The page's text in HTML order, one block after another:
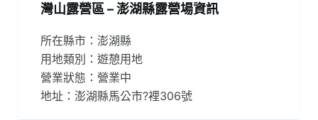
灣山露營區 – 澎湖縣露營場資訊
所在縣市：澎湖縣
用地類別：遊憩用地
營業狀態：營業中
地址：澎湖縣馬公市?裡306號